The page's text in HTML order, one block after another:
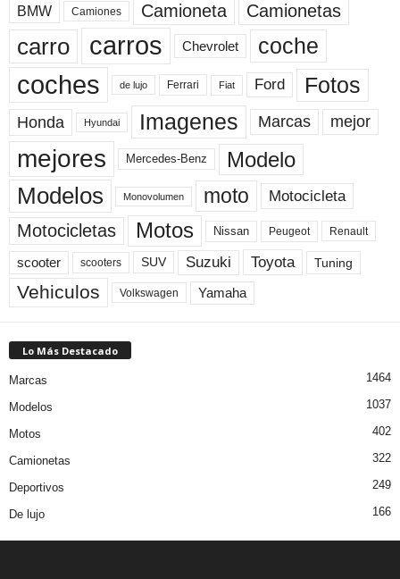
BMW Camiones Camioneta Camionetas
carro carros Chevrolet coche
coches de lujo Ferrari Fiat Ford Fotos
Honda Hyundai Imagenes Marcas mejor
mejores Mercedes-Benz Modelo
Modelos Monovolumen moto Motocicleta
Motocicletas Motos Nissan Peugeot Renault
scooter scooters SUV Suzuki Toyota Tuning
Vehiculos Volkswagen Yamaha
Lo Más Destacado
Marcas 1464
Modelos 1037
Motos 402
Camionetas 322
Deportivos 249
De lujo 166